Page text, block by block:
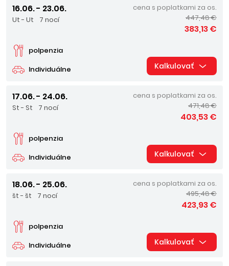
16.06. - 23.06.
Ut - Ut 7 nocí
Individuálne
polpenzia
cena s poplatkami za os.
447,48 €
383,13 €
Kalkulovať
17.06. - 24.06.
St - St 7 nocí
Individuálne
polpenzia
cena s poplatkami za os.
471,48 €
403,53 €
Kalkulovať
18.06. - 25.06.
št - št 7 nocí
Individuálne
polpenzia
cena s poplatkami za os.
495,48 €
423,93 €
Kalkulovať